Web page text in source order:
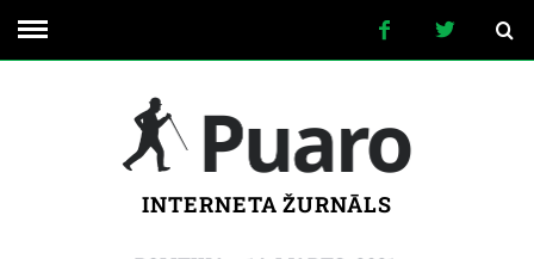
INTERNETA ŽURNĀLS